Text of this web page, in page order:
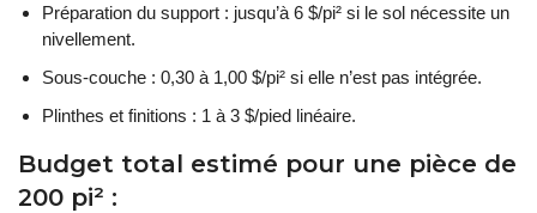
Préparation du support : jusqu’à 6 $/pi² si le sol nécessite un
nivellement.
Sous-couche : 0,30 à 1,00 $/pi² si elle n’est pas intégrée.
Plinthes et finitions : 1 à 3 $/pied linéaire.
Budget total estimé pour une pièce de
200 pi² :